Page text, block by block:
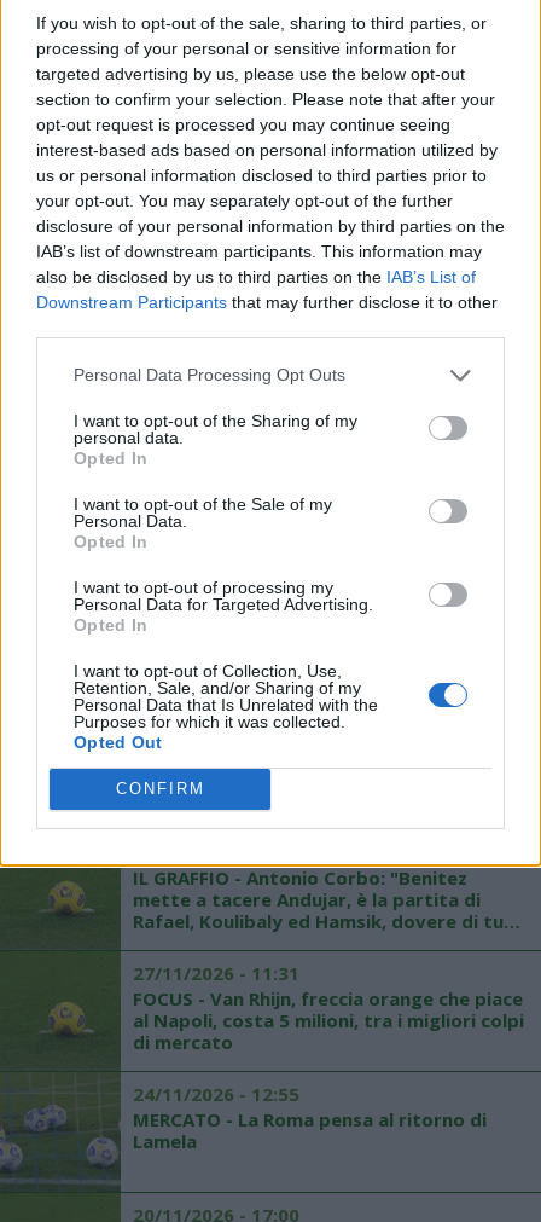
If you wish to opt-out of the sale, sharing to third parties, or
processing of your personal or sensitive information for
targeted advertising by us, please use the below opt-out
section to confirm your selection. Please note that after your
opt-out request is processed you may continue seeing
interest-based ads based on personal information utilized by
us or personal information disclosed to third parties prior to
your opt-out. You may separately opt-out of the further
disclosure of your personal information by third parties on the
IAB’s list of downstream participants. This information may
also be disclosed by us to third parties on the IAB’s List of
Downstream Participants that may further disclose it to other
Personal Data Processing Opt Outs
I want to opt-out of the Sharing of my
personal data.
Opted In
I want to opt-out of the Sale of my
Personal Data.
Opted In
I want to opt-out of processing my
Personal Data for Targeted Advertising.
Opted In
I want to opt-out of Collection, Use,
Retention, Sale, and/or Sharing of my
Personal Data that Is Unrelated with the
Purposes for which it was collected.
Opted Out
CONFIRM
MERCATO - Casotti: "Schone in scadenza di
contratto"
03/12/2026 - 00:52
MR Z - Ci pensa Duvan! Benitez non cambia,
il mercato si infiamma
02/12/2026 - 12:10
MERCATO - Konoplyanka proposto anche al
Napoli
28/11/2026 - 15:57
a Napoli, Gabbiadini è il nome caldo, su
Giovinco..."
MERCATO - Fabian Schà¤r ha il contratto in
scadenza
28/11/2026 - 00:42
SKY - Napoli, incontro di mercato a Praga: i
27/11/2026 - 19:34
parleremo del rinnovo, Gabbiadini?
Interverremo in attacco"
IL GRAFFIO - Antonio Corbo: "Benitez
mette a tacere Andujar, è la partita di
Rafael, Koulibaly ed Hamsik, dovere di tutti
27/11/2026 - 11:31
FOCUS - Van Rhijn, freccia orange che piace
al Napoli, costa 5 milioni, tra i migliori colpi
di mercato
24/11/2026 - 12:55
MERCATO - La Roma pensa al ritorno di
Lamela
20/11/2026 - 17:00